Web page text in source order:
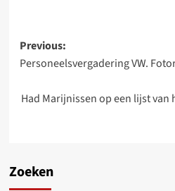
Post
navigation
Previous:
Personeelsvergadering VW.
Had Marijnissen op een lijst van
Zoeken